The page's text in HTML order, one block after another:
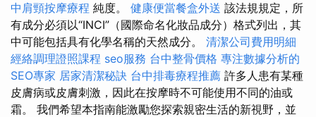
中肩頸按摩療程 純度。 健康便當餐盒外送 該法規規定，所
有成分必須以“INCI”（國際命名化妝品成分）格式列出，其
中可能包括具有化學名稱的天然成分。 清潔公司費用明細
經絡調理證照課程 seo服務 台中整骨價格 專注數據分析的
SEO專家 居家清潔秘訣 台中排毒療程推薦 許多人患有某種
皮膚病或皮膚刺激，因此在按摩時不可能使用不同的油或
霜。 我們希望本指南能激勵您探索親密生活的新視野，並